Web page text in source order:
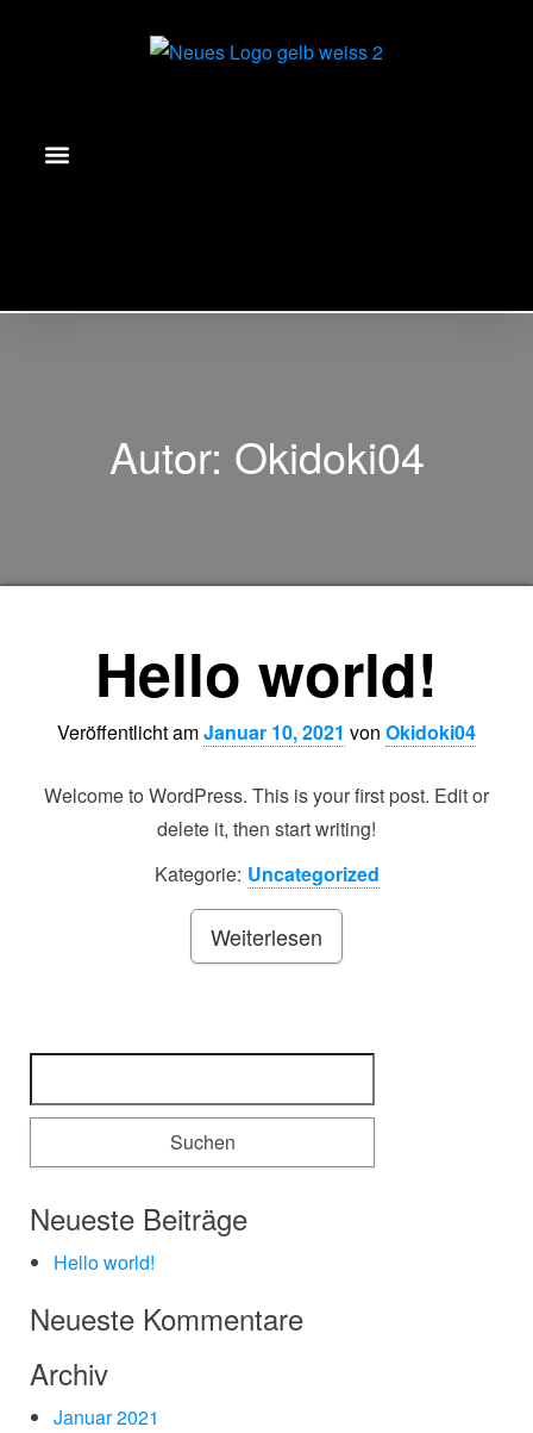
Autor: Okidoki04
Hello world!
Veröffentlicht amJanuar 10, 2021 von Okidoki04
Welcome to WordPress. This is your first post. Edit or
delete it, then start writing!
Kategorie: Uncategorized
Weiterlesen
Neueste Beiträge
Hello world!
Neueste Kommentare
Archiv
Januar 2021